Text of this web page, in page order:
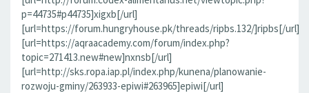
p=44735#p44735]xigxb[/url]
[url=https://forum.hungryhouse.pk/threads/ripbs.132/]ripbs[/url]
[url=https://aqraacademy.com/forum/index.php?
topic=271413.new#new]nxnsb[/url]
[url=http://sks.ropa.iap.pl/index.php/kunena/planowanie-
rozwoju-gminy/263933-epiwi#263965]epiwi[/url]